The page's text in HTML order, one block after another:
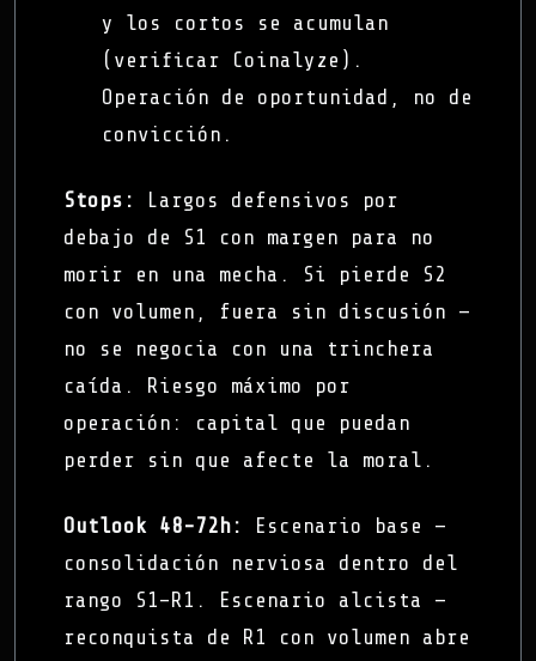
y los cortos se acumulan
(verificar Coinalyze).
Operación de oportunidad, no de
convicción.
Stops:
Largos defensivos por
debajo de S1 con margen para no
morir en una mecha. Si pierde S2
con volumen, fuera sin discusión —
no se negocia con una trinchera
caída. Riesgo máximo por
operación: capital que puedan
perder sin que afecte la moral.
Outlook 48-72h:
Escenario base —
consolidación nerviosa dentro del
rango S1–R1. Escenario alcista —
reconquista de R1 con volumen abre